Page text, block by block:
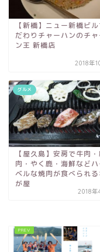
【新橋】ニュー新橋ビ
だわりチャーハンのチャ
ン王 新橋店
2018年
グルメ
【屋久島】安房で牛肉
肉・やく鹿・海鮮などハ
ベルな焼肉が食べられる
が屋
2018年